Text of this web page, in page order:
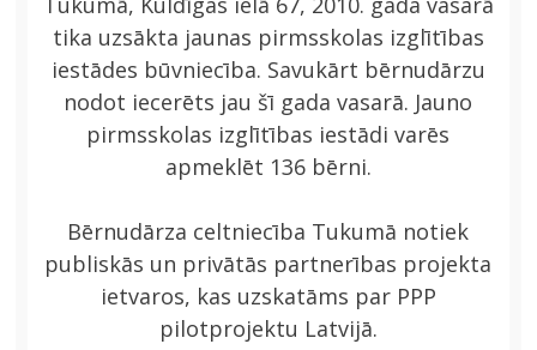
tika uzsākta jaunas pirmsskolas izglītības
iestādes būvniecība. Savukārt bērnudārzu
nodot iecerēts jau šī gada vasarā. Jauno
pirmsskolas izglītības iestādi varēs
apmeklēt 136 bērni.
Bērnudārza celtniecība Tukumā notiek
publiskās un privātās partnerības projekta
ietvaros, kas uzskatāms par PPP
pilotprojektu Latvijā.